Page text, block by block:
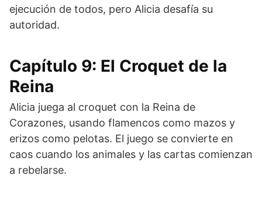
ejecución de todos, pero Alicia desafía su
autoridad.
Capítulo 9: El Croquet de la
Reina
Alicia juega al croquet con la Reina de
Corazones, usando flamencos como mazos y
erizos como pelotas. El juego se convierte en
caos cuando los animales y las cartas comienzan
a rebelarse.